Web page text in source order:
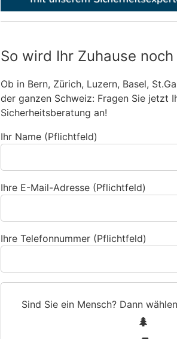
So wird Ihr Zuhause
Ob in Bern, Zürich, Luzern, Basel,
der ganzen Schweiz: Fragen Sie jetzt
Sicherheitsberatung an!
Ihr Name (Pflichtfeld)
Ihre E-Mail-Adresse (Pflichtfeld)
Ihre Telefonnummer (Pflichtfeld)
Sind Sie ein Mensch? Dann